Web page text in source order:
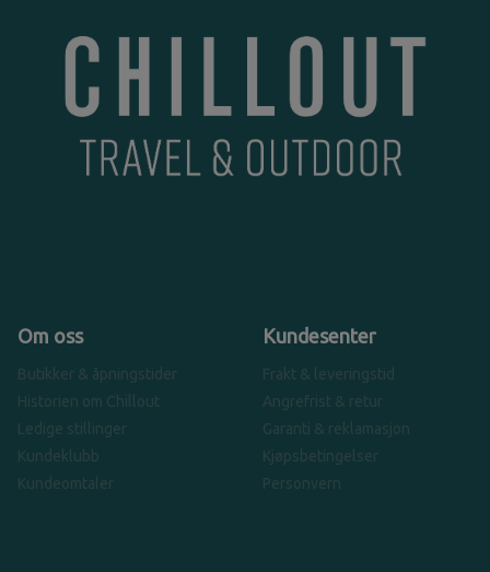
Om oss
Butikker & åpningstider
Historien om Chillout
Ledige stillinger
Kundeklubb
Kundeomtaler
Kundesenter
Frakt & leveringstid
Angrefrist & retur
Garanti & reklamasjon
Kjøpsbetingelser
Personvern